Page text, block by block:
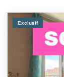
Exclusif